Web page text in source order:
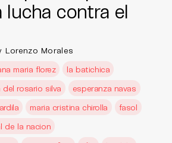
lucha contra el
Lorenzo Morales
maria florez
la batichica
del rosario silva
esperanza navas
maria cristina chirolla
fasol
de la nacion